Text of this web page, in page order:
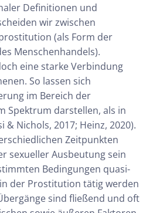
Definitionen und
wir zwischen
(als Form der
Menschenhandels).
eine starke Verbindung
So lassen sich
im Bereich der
Spektrum darstellen, als in
Nichols, 2017; Heinz, 2020).
Zeitpunkten
sexueller Ausbeutung sein
Bedingungen quasi-
der Prostitution tätig werden
sind fließend und oft